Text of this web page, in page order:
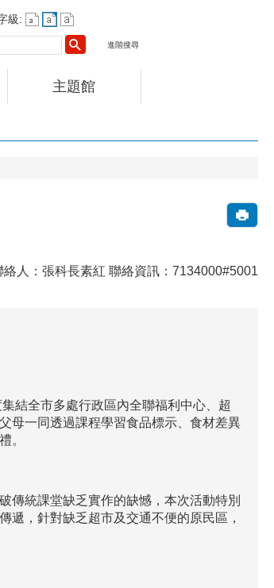
級:
尋
進階搜尋
主題館
人：張科長素紅 聯絡資訊：7134000#5001
結全市多處行政區內全聯福利中心、超
母一同透過課程學習食品標示、食材差異
。
傳統課堂缺乏實作的缺憾，本次活動特別
遞，針對缺乏超市及交通不便的原民區，